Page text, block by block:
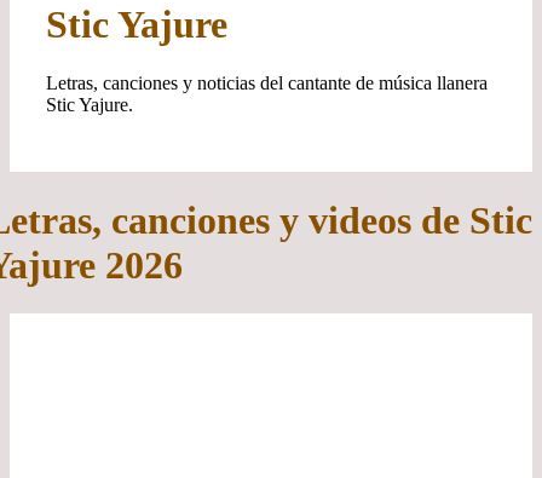
Stic Yajure
Letras, canciones y noticias del cantante de música llanera
Stic Yajure.
canciones y videos de Stic
2026